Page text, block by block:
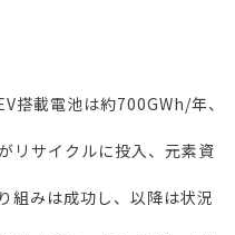
載電池は約700GWh/年、
サイクルに投入、元素資
みは成功し、以降は状況